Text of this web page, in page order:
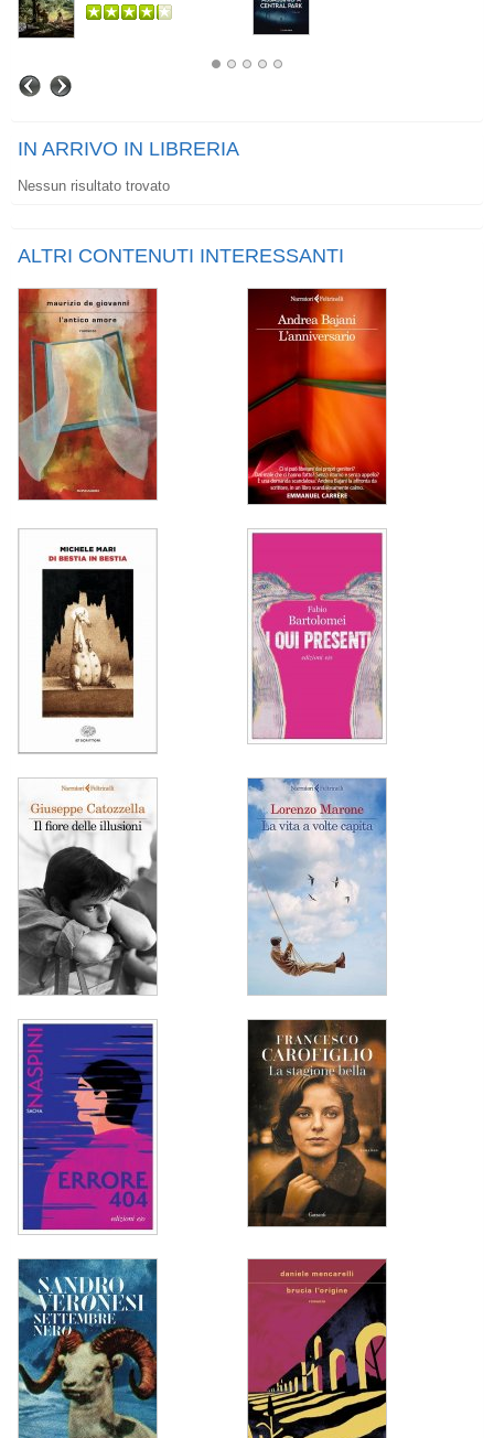
IN ARRIVO IN LIBRERIA
Nessun risultato trovato
ALTRI CONTENUTI INTERESSANTI